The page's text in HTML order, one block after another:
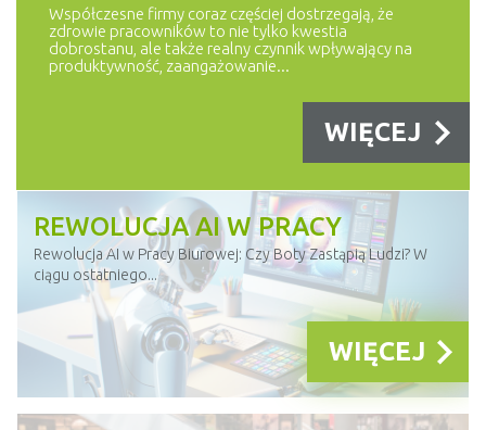
Współczesne firmy coraz częściej dostrzegają, że
zdrowie pracowników to nie tylko kwestia
dobrostanu, ale także realny czynnik wpływający na
produktywność, zaangażowanie...
WIĘCEJ
RANKING KONT OSOBISTYCH
Ranking kont osobistych na maj 2025 – najlepsze darmowe
konta w Polsce Poniżej...
WIĘCEJ
REWOLUCJA AI W PRACY
BIUROWEJ. CZY BOTY ZASTĄPIĄ
LUDZI?
Rewolucja AI w Pracy Biurowej: Czy Boty Zastąpią Ludzi? W
ciągu ostatniego...
WIĘCEJ